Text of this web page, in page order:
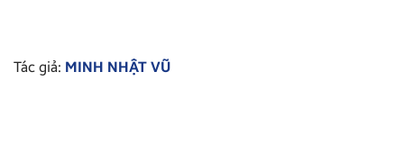
Tác giả: MINH NHẬT VŨ